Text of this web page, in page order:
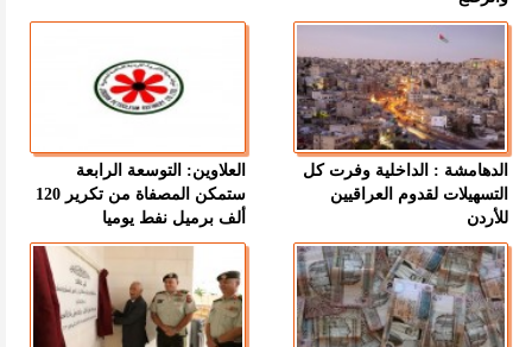
الدهامشة : الداخلية وفرت كل
التسهيلات لقدوم العراقيين
للأردن
العلاوين: التوسعة الرابعة
ستمكن المصفاة من تكرير 120
ألف برميل نفط يوميا